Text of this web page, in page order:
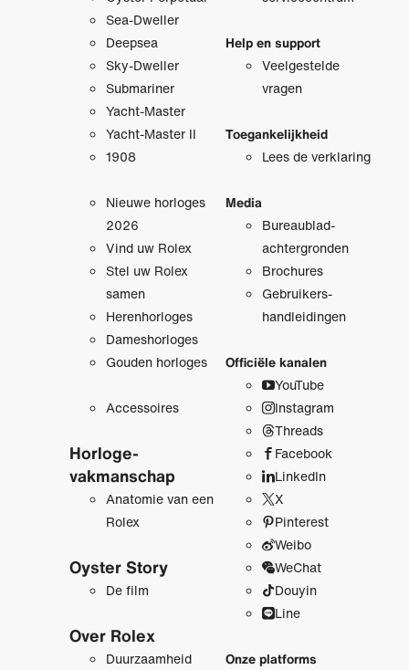
Sea-Dweller
Deepsea
Sky-Dweller
Submariner
Yacht-Master
Yacht-Master II
1908
Nieuwe horloges
2026
Vind uw Rolex
Stel uw Rolex
samen
Herenhorloges
Dameshorloges
Gouden horloges
Accessoires
Horloge­
vakmanschap
Anatomie van een
Rolex
Oyster Story
De film
Over Rolex
Duurzaamheid
Help en support
Veelgestelde
vragen
Toegankelijkheid
Lees de verklaring
Media
Bureaublad­
achtergronden
Brochures
Gebruikers­
handleidingen
Officiële kanalen
YouTube
Instagram
Threads
Facebook
LinkedIn
X
Pinterest
Weibo
WeChat
Douyin
Line
Onze platforms